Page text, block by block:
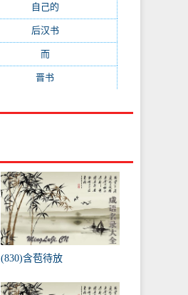
自己的
后汉书(177)
而(164)
晋书
(830)含苞待放